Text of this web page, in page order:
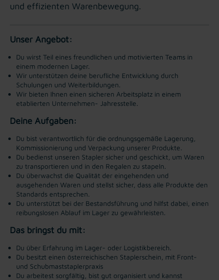
und effizienten Warenbewegung.
Unser Angebot:
Du wirst Teil eines freundlichen und motivierten Teams in
einem modernen Lager.
Wir unterstützen deine berufliche Entwicklung durch
Schulungen und Weiterbildungen.
Wir bieten Ihnen einen sicheren Arbeitsplatz in einem
etablierten Unternehmen- Jahresstelle.
Deine Aufgaben:
Du bist verantwortlich für die ordnungsgemäße Lagerung,
Kommissionierung und Verpackung unserer Produkte.
Du bedienst unseren Stapler sicher und geschickt, um Waren
zu transportieren und in den Regalen zu stapeln.
Du überwachst die Qualität der eingehenden und
ausgehenden Waren und stellst sicher, dass alle Produkte den
Standards entsprechen.
Du unterstützt bei der Bestandsführung und hilfst dabei, einen
reibungslosen Ablauf im Lager zu gewährleisten.
Das bringst du mit:
Du über Erfahrung im Lager- oder Logistikbereich.
Du besitzt einen österreichischen Staplerschein, mit Front-
und Schubmaststaplerpraxis
Du arbeitest sorgfältig, bist gut organisiert und kannst